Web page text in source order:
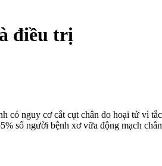
điều trị
nguy cơ cắt cụt chân do hoại tử vì
số người bệnh xơ vữa động mạch